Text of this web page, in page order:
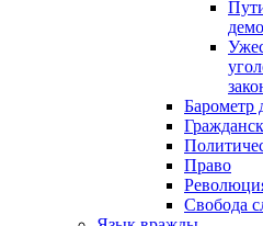
Барометр
Право
Свобода